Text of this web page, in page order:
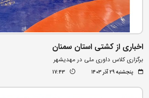
اخباری از کشتی استان سمنان
برگزاری کلاس داوری ملی در مهدیشهر
پنجشنبه ۲۹ آذر ۱۴۰۳ 17:43